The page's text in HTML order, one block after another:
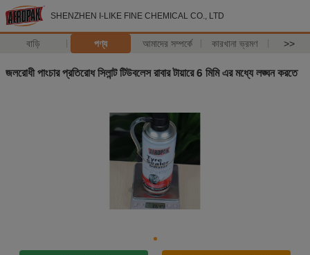
SHENZHEN I-LIKE FINE CHEMICAL CO., LTD
বাড়ি পণ্য আমাদের সম্পর্কে কারখানা ভ্রমণ >>
জলরোধী পাংচার প্রতিরোধ সিলান্ট টিউবলেস রাবার টায়ারে 6 মিমি এর মধ্যে লঙ্ঘন করতে